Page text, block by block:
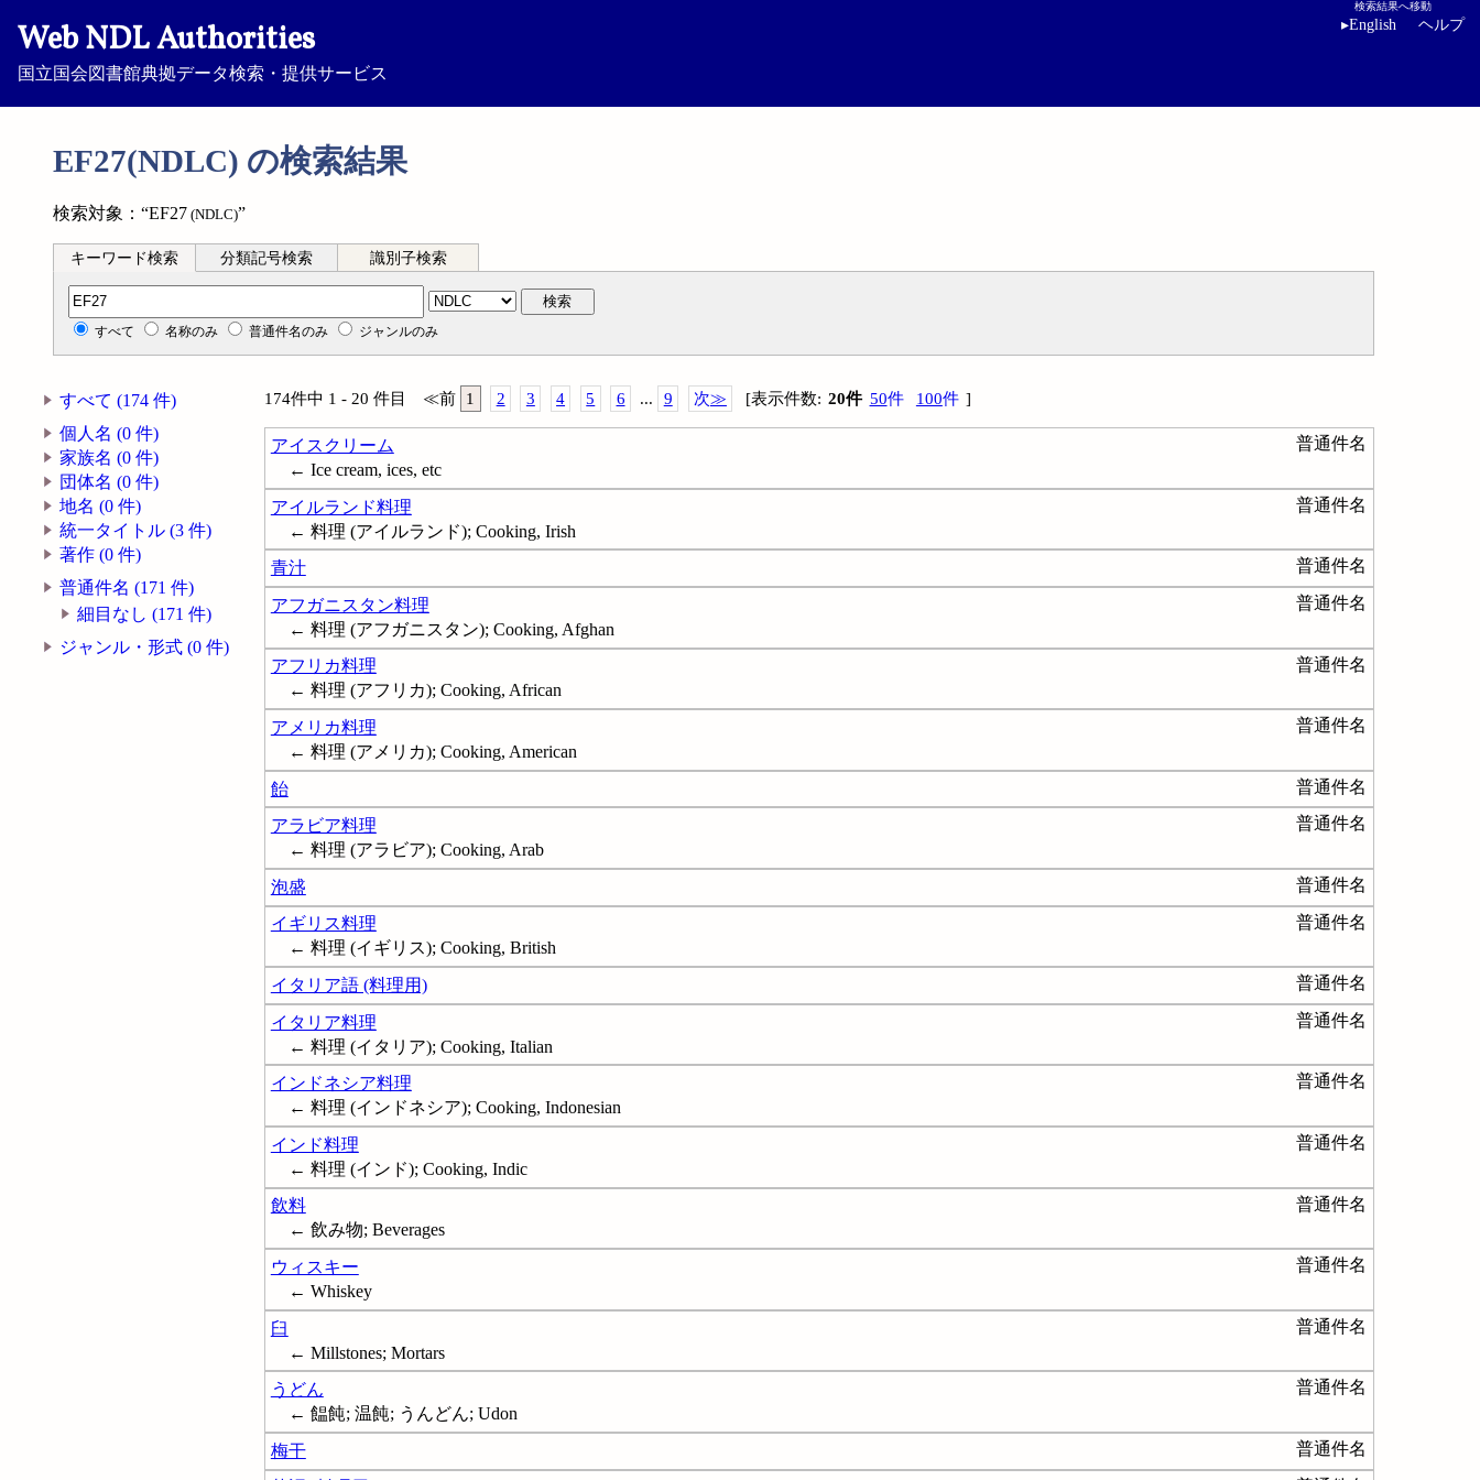
Web NDL Authorities
国立国会図書館典拠データ検索・提供サービス
検索結果へ移動
▸English ヘルプ
EF27(NDLC) の検索結果
検索対象：“EF27 (NDLC)”
キーワード検索 分類記号検索 識別子検索
分類記号検索 検索
すべて 名称のみ 普通件名のみ ジャンルのみ
すべて (174 件)
個人名 (0 件)
家族名 (0 件)
団体名 (0 件)
地名 (0 件)
統一タイトル (3 件)
著作 (0 件)
普通件名 (171 件)
細目なし (171 件)
ジャンル・形式 (0 件)
174件中 1 - 20 件目 ≪前 1 2 3 4 5 6 ... 9 次≫ [表示件数: 20件 50件 100件 ]
アイスクリーム
普通件名
← Ice cream, ices, etc
アイルランド料理
普通件名
← 料理 (アイルランド); Cooking, Irish
青汁
普通件名
アフガニスタン料理
普通件名
← 料理 (アフガニスタン); Cooking, Afghan
アフリカ料理
普通件名
← 料理 (アフリカ); Cooking, African
アメリカ料理
普通件名
← 料理 (アメリカ); Cooking, American
飴
普通件名
アラビア料理
普通件名
← 料理 (アラビア); Cooking, Arab
泡盛
普通件名
イギリス料理
普通件名
← 料理 (イギリス); Cooking, British
イタリア語 (料理用)
普通件名
イタリア料理
普通件名
← 料理 (イタリア); Cooking, Italian
インドネシア料理
普通件名
← 料理 (インドネシア); Cooking, Indonesian
インド料理
普通件名
← 料理 (インド); Cooking, Indic
飲料
普通件名
← 飲み物; Beverages
ウィスキー
普通件名
← Whiskey
臼
普通件名
← Millstones; Mortars
うどん
普通件名
← 饂飩; 温飩; うんどん; Udon
梅干
普通件名